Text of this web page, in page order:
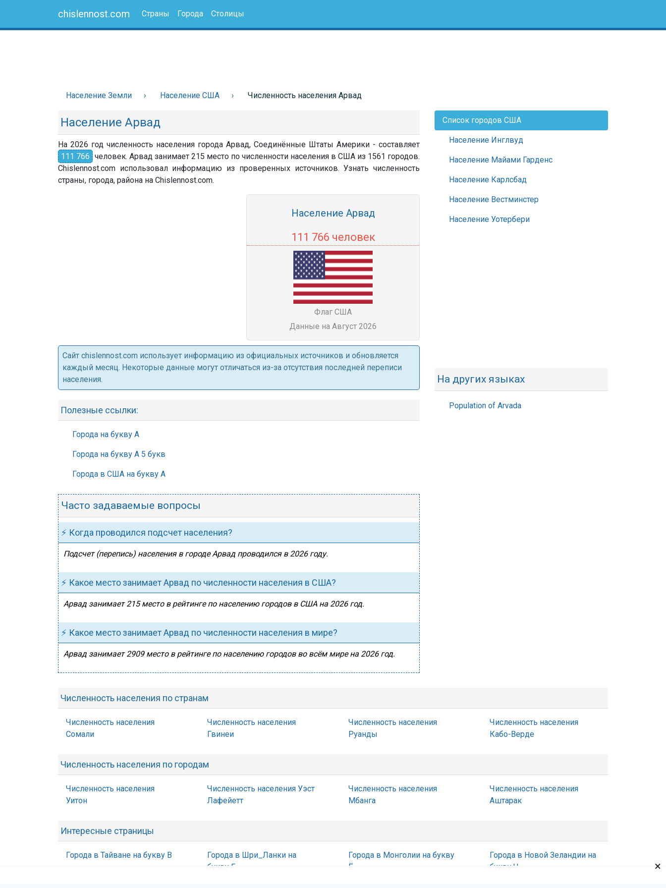
chislennost.com Страны Города Столицы
Население Земли Население США Численность населения Арвад
Население Арвад
На 2026 год численность населения города Арвад, Соединённые Штаты Америки - составляет
111 766 человек. Арвад занимает 215 место по численности населения в США из 1561 городов.
Chislennost.com использовал информацию из проверенных источников. Узнать численность
страны, города, района на Chislennost.com.
Население Арвад
111 766 человек
Флаг США
Данные на Август 2026
Cайт chislennost.com использует информацию из официальных источников и обновляется
каждый месяц. Некоторые данные могут отличаться из-за отсутствия последней переписи
населения.
Полезные ссылки:
Города на букву А
Города на букву А 5 букв
Города в США на букву А
Часто задаваемые вопросы
⚡ Когда проводился подсчет населения?
Подсчет (перепись) населения в городе Арвад проводился в 2026 году.
⚡ Какое место занимает Арвад по численности населения в США?
Арвад занимает 215 место в рейтинге по населению городов в США на 2026 год.
⚡ Какое место занимает Арвад по численности населения в мире?
Арвад занимает 2909 место в рейтинге по населению городов во всём мире на 2026 год.
Список городов США
Население Инглвуд
Население Майами Гарденс
Население Карлсбад
Население Вестминстер
Население Уотербери
На других языках
Population of Arvada
Численность населения по странам
Численность населения
Сомали
Численность населения
Гвинеи
Численность населения
Руанды
Численность населения
Кабо-Верде
Численность населения по городам
Численность населения
Уитон
Численность населения Уэст
Лафейетт
Численность населения
Мбанга
Численность населения
Аштарак
Интересные страницы
Города в Тайване на букву В
Города в Шри_Ланки на
букву Г
Города в Монголии на букву
Ё
Города в Новой Зеландии на
букву Ч
×